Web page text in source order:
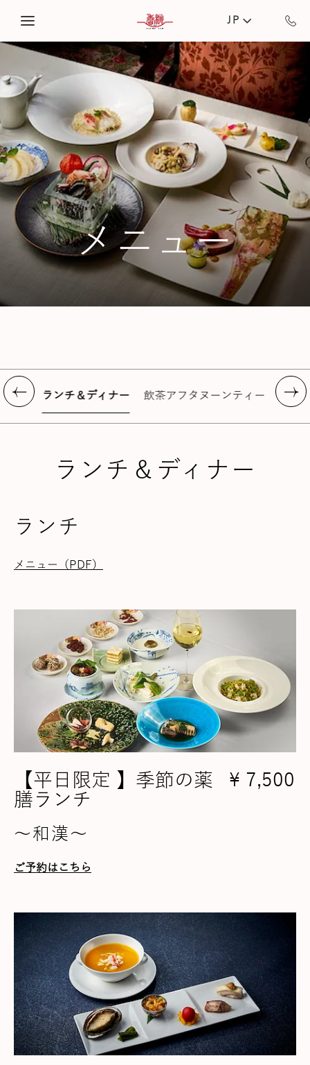
JP
メニュー
ランチ＆ディナー 飲茶アフタヌーンティー 期間
ランチ＆ディナー
ランチ
メニュー（PDF）
【平日限定 】季節の薬
膳ランチ
¥ 7,500
～和漢～
ご予約はこちら